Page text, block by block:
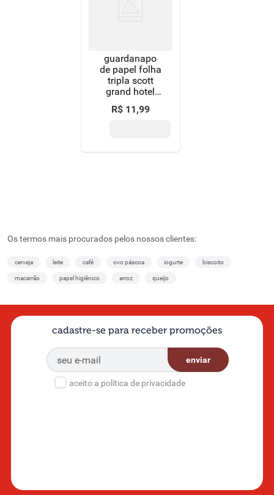
guardanapo
de papel folha
tripla scott
grand hotel
31,8cm x
32,8cm pacote
R$ 11,99
Os termos mais procurados pelos nossos clientes:
cerveja leite café ovo páscoa iogurte biscoito
macarrão papel higiênico arroz queijo
cadastre-se para receber promoções
enviar
aceito a política de privacidade